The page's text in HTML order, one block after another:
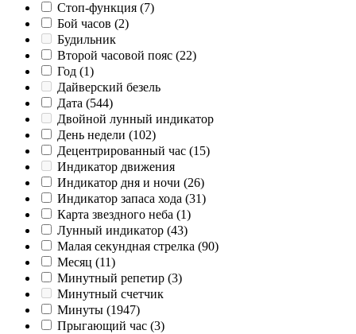
Cтоп-функция (7)
Бой часов (2)
Будильник
Второй часовой пояс (22)
Год (1)
Дайверский безель
Дата (544)
Двойной лунный индикатор
День недели (102)
Децентрированный час (15)
Индикатор движения
Индикатор дня и ночи (26)
Индикатор запаса хода (31)
Карта звездного неба (1)
Лунный индикатор (43)
Малая секундная стрелка (90)
Месяц (11)
Минутный репетир (3)
Минутный счетчик
Минуты (1947)
Прыгающий час (3)